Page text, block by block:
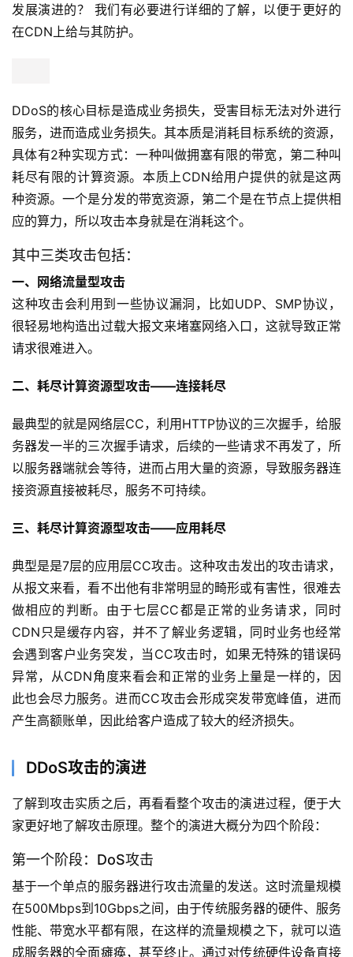
发展演进的？ 我们有必要进行详细的了解，以便于更好的
在CDN上给与其防护。
DDoS的核心目标是造成业务损失，受害目标无法对外进行
服务，进而造成业务损失。其本质是消耗目标系统的资源，
具体有2种实现方式：一种叫做拥塞有限的带宽，第二种叫
耗尽有限的计算资源。本质上CDN给用户提供的就是这两
种资源。一个是分发的带宽资源，第二个是在节点上提供相
应的算力，所以攻击本身就是在消耗这个。
其中三类攻击包括：
一、网络流量型攻击
这种攻击会利用到一些协议漏洞，比如UDP、SMP协议，
很轻易地构造出过载大报文来堵塞网络入口，这就导致正常
请求很难进入。
二、耗尽计算资源型攻击——连接耗尽
最典型的就是网络层CC，利用HTTP协议的三次握手，给服
务器发一半的三次握手请求，后续的一些请求不再发了，所
以服务器端就会等待，进而占用大量的资源，导致服务器连
接资源直接被耗尽，服务不可持续。
三、耗尽计算资源型攻击——应用耗尽
典型是是7层的应用层CC攻击。这种攻击发出的攻击请求，
从报文来看，看不出他有非常明显的畸形或有害性，很难去
做相应的判断。由于七层CC都是正常的业务请求，同时
CDN只是缓存内容，并不了解业务逻辑，同时业务也经常
会遇到客户业务突发，当CC攻击时，如果无特殊的错误码
异常，从CDN角度来看会和正常的业务上量是一样的，因
此也会尽力服务。进而CC攻击会形成突发带宽峰值，进而
产生高额账单，因此给客户造成了较大的经济损失。
DDoS攻击的演进
了解到攻击实质之后，再看看整个攻击的演进过程，便于大
家更好地了解攻击原理。整个的演进大概分为四个阶段：
第一个阶段：DoS攻击
基于一个单点的服务器进行攻击流量的发送。这时流量规模
在500Mbps到10Gbps之间，由于传统服务器的硬件、服务
性能、带宽水平都有限，在这样的流量规模之下，就可以造
成服务器的全面瘫痪，甚至终止。通过对传统硬件设备直接